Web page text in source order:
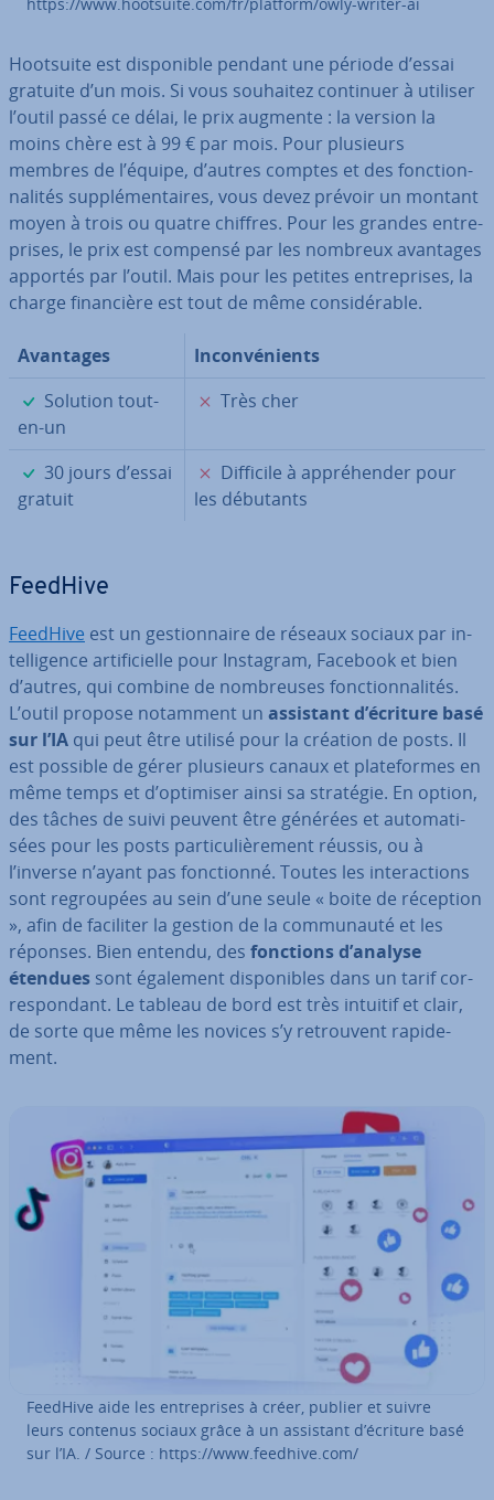
Hootsuite est dis­po­nible pendant une période d’essai
gratuite d’un mois. Si vous souhaitez continuer à utiliser
l’outil passé ce délai, le prix augmente : la version la
moins chère est à 99 € par mois. Pour plusieurs
membres de l’équipe, d’autres comptes et des fonc­tion­
na­li­tés sup­plé­men­taires, vous devez prévoir un montant
moyen à trois ou quatre chiffres. Pour les grandes en­tre­
prises, le prix est compensé par les nombreux avantages
apportés par l’outil. Mais pour les petites en­tre­prises, la
charge fi­nan­cière est tout de même con­si­dé­rable.
Avantages
In­con­vé­nients
✓
Solution tout-
en-un
✗
Très cher
✓
30 jours d’essai
gratuit
✗
Difficile à ap­pré­hen­der pour
les débutants
FeedHive
FeedHive est un ges­tion­naire de réseaux sociaux par in­
tel­li­gence ar­ti­fi­cielle pour Instagram, Facebook et bien
d’autres, qui combine de nom­breuses fonc­tion­na­li­tés.
L’outil propose notamment un assistant d’écriture basé
sur l’IA qui peut être utilisé pour la création de posts. Il
est possible de gérer plusieurs canaux et pla­te­formes en
même temps et d’optimiser ainsi sa stratégie. En option,
des tâches de suivi peuvent être générées et au­to­ma­ti­
sées pour les posts par­ti­cu­liè­re­ment réussis, ou à
l’inverse n’ayant pas fonc­tionné. Toutes les in­te­rac­tions
sont re­grou­pées au sein d’une seule « boite de réception
», afin de faciliter la gestion de la com­mu­nauté et les
réponses. Bien entendu, des fonctions d’analyse
étendues sont également dis­po­nibles dans un tarif cor­
res­pon­dant. Le tableau de bord est très intuitif et clair,
de sorte que même les novices s’y re­trou­vent ra­pi­de­
ment.
FeedHive aide les en­tre­prises à créer, publier et suivre
leurs contenus sociaux grâce à un assistant d’écriture basé
sur l’IA. / Source : https://www.feedhive.com/